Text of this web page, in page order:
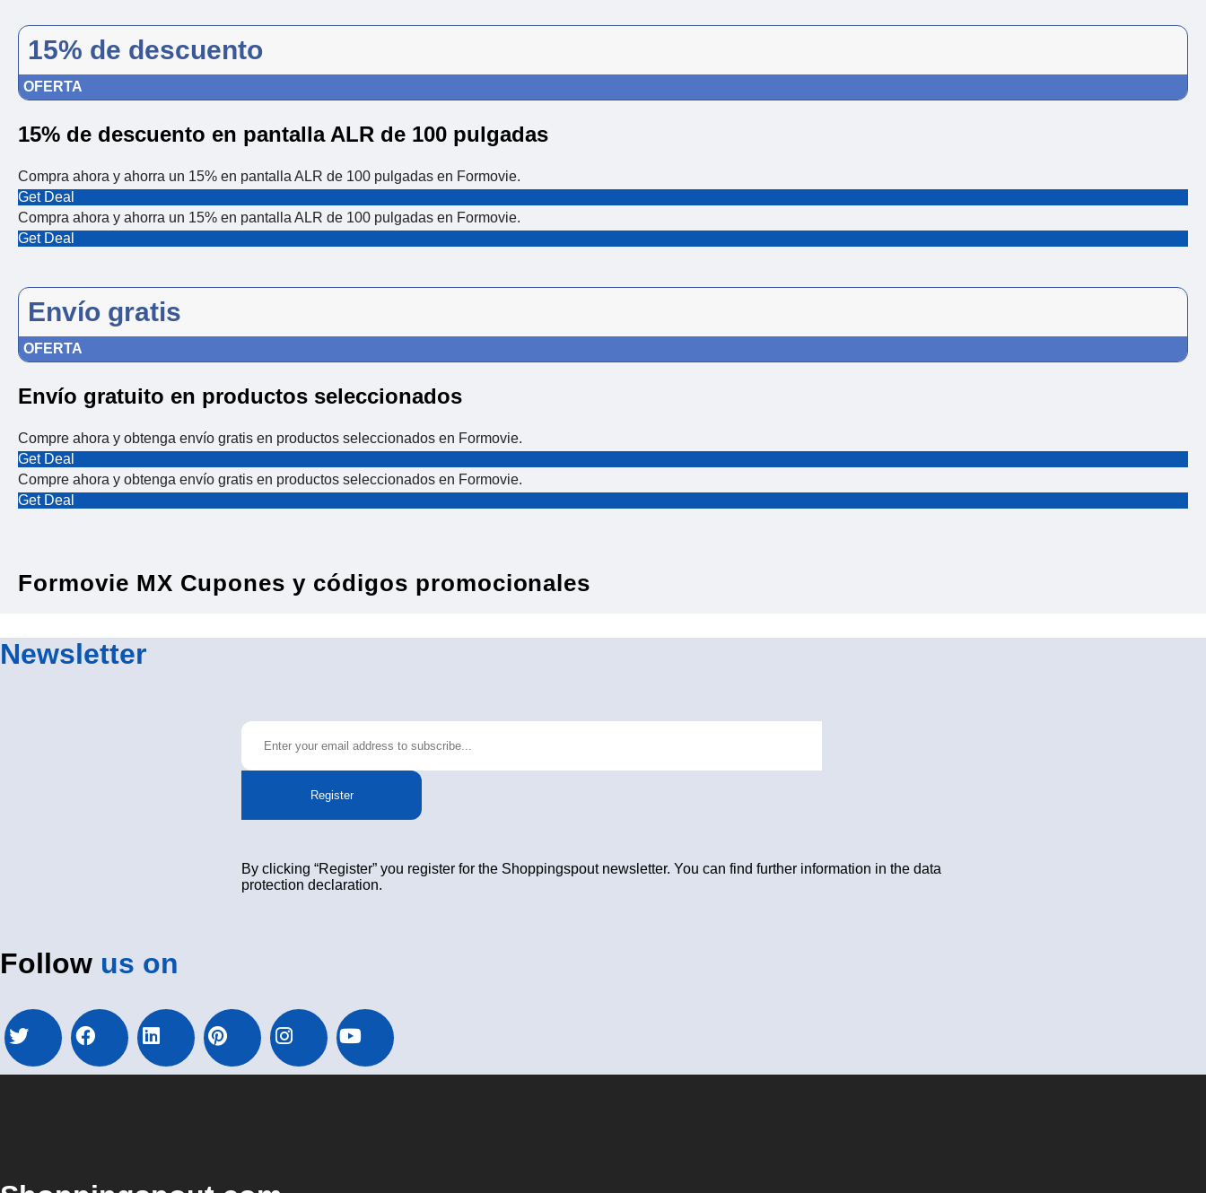
15% de descuento
OFERTA
15% de descuento en pantalla ALR de 100 pulgadas
Compra ahora y ahorra un 15% en pantalla ALR de 100 pulgadas en Formovie.
Get Deal
Compra ahora y ahorra un 15% en pantalla ALR de 100 pulgadas en Formovie.
Get Deal
Envío gratis
OFERTA
Envío gratuito en productos seleccionados
Compre ahora y obtenga envío gratis en productos seleccionados en Formovie.
Get Deal
Compre ahora y obtenga envío gratis en productos seleccionados en Formovie.
Get Deal
Formovie MX Cupones y códigos promocionales
Newsletter
Register
By clicking “Register” you register for the Shoppingspout newsletter. You can find further information in the data
protection declaration.
Follow us on